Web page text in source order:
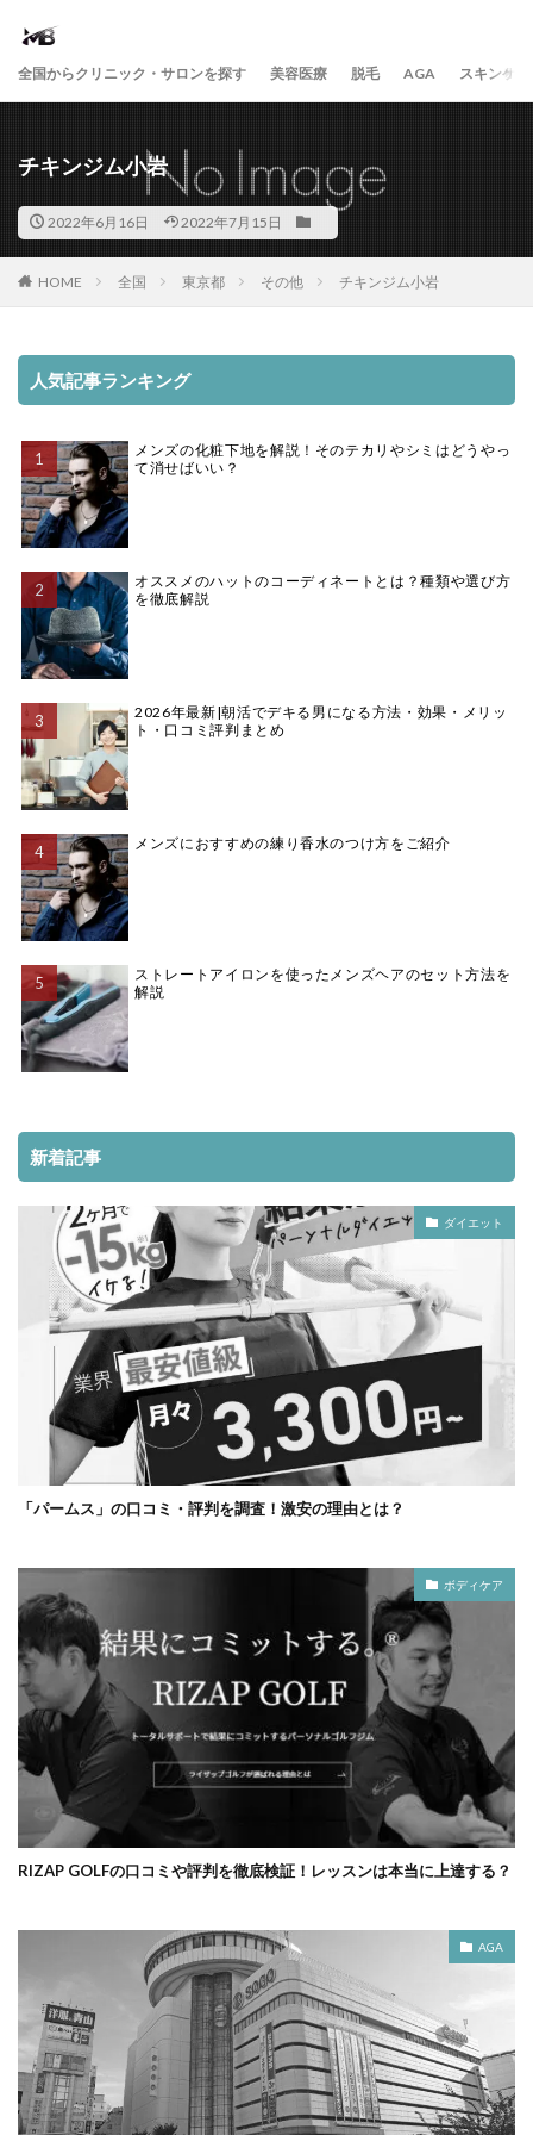
全国からクリニック・サロンを探す 美容医療 脱毛 AGA スキンケア
チキンジム小岩
2022年6月16日 2022年7月15日
HOME 全国 東京都 その他 チキンジム小岩
人気記事ランキング
メンズの化粧下地を解説！そのテカリやシミはどうやっ
て消せばいい？
オススメのハットのコーディネートとは？種類や選び方
を徹底解説
2026年最新|朝活でデキる男になる方法・効果・メリッ
ト・口コミ評判まとめ
メンズにおすすめの練り香水のつけ方をご紹介
ストレートアイロンを使ったメンズヘアのセット方法を
解説
新着記事
ダイエット
「パームス」の口コミ・評判を調査！激安の理由とは？
ボディケア
RIZAP GOLFの口コミや評判を徹底検証！レッスンは本当に上達する？
AGA